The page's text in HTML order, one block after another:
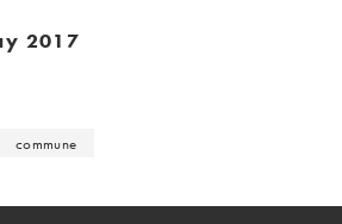
2017
commune